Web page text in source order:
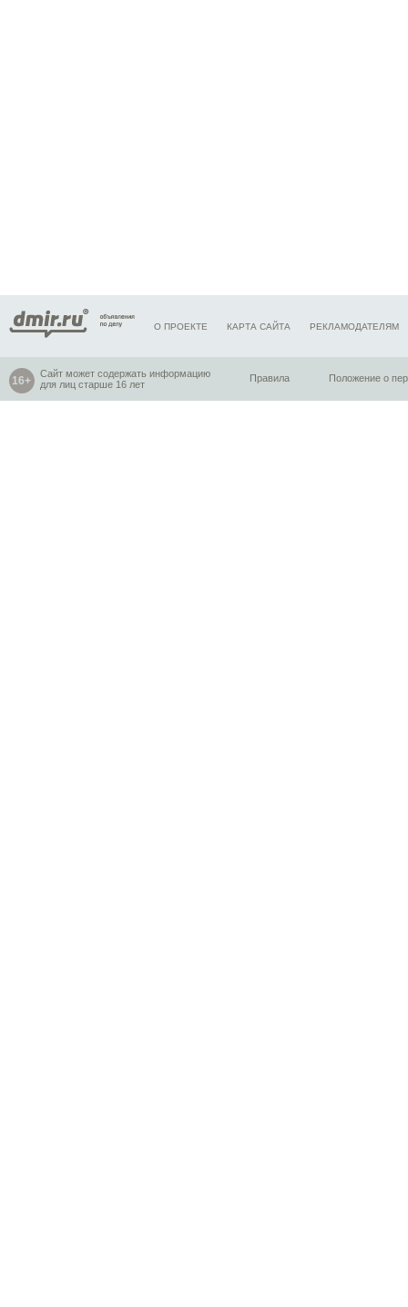
О ПРОЕКТЕ КАРТА САЙТА РЕКЛАМОДАТЕЛЯМ
Сайт может содержать информацию
для лиц старше 16 лет
Правила Положение о